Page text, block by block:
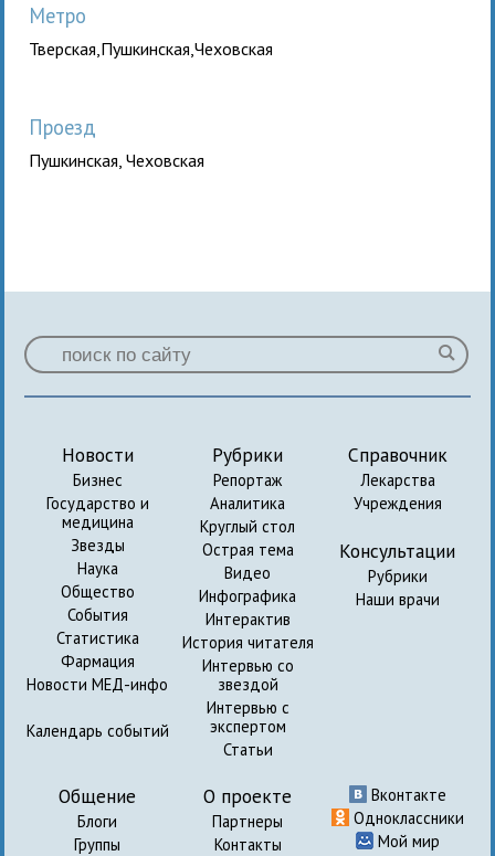
Метро
Тверская,Пушкинская,Чеховская
Проезд
Пушкинская, Чеховская
Новости
Бизнес
Государство и
медицина
Звезды
Наука
Общество
События
Статистика
Фармация
Новости МЕД-инфо
Календарь событий
Рубрики
Репортаж
Аналитика
Круглый стол
Острая тема
Видео
Инфографика
Интерактив
История читателя
Интервью со
звездой
Интервью с
экспертом
Статьи
Справочник
Лекарства
Учреждения
Консультации
Рубрики
Наши врачи
Общение
Блоги
Группы
О проекте
Партнеры
Контакты
Вконтакте
Одноклассники
Мой мир